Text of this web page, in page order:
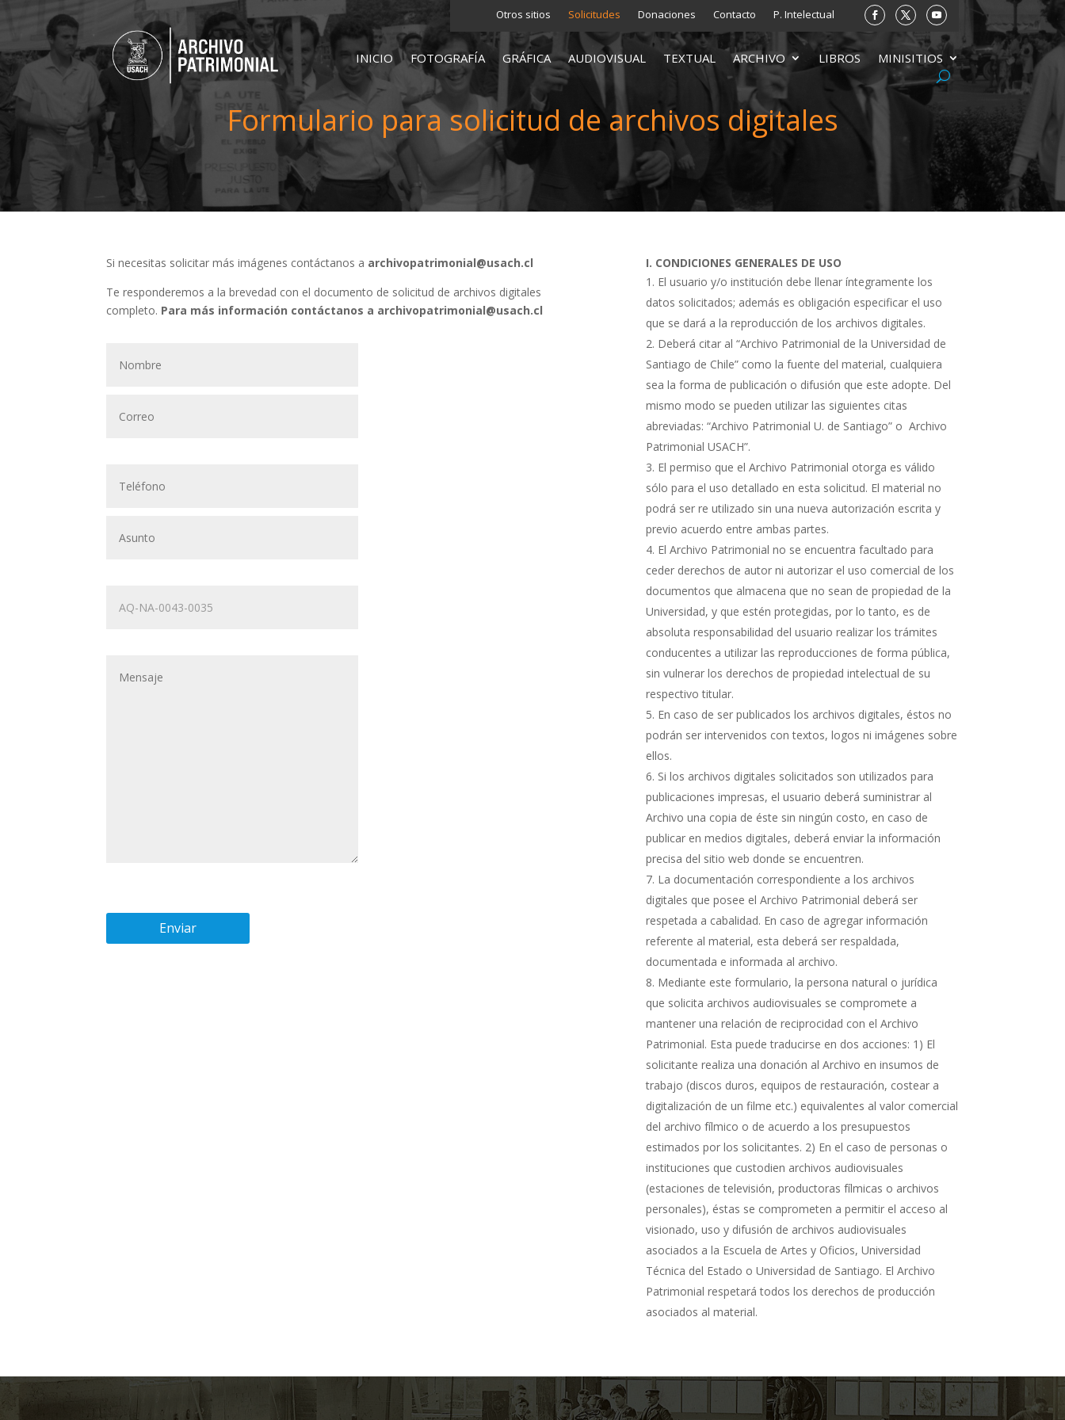
Otros sitios Solicitudes Donaciones Contacto P. Intelectual
INICIO FOTOGRAFÍA GRÁFICA AUDIOVISUAL TEXTUAL ARCHIVO LIBROS MINISITIOS
Formulario para solicitud de archivos digitales
Si necesitas solicitar más imágenes contáctanos a archivopatrimonial@usach.cl
Te responderemos a la brevedad con el documento de solicitud de archivos digitales
completo. Para más información contáctanos a archivopatrimonial@usach.cl
I. CONDICIONES GENERALES DE USO
El usuario y/o institución debe llenar íntegramente los
datos solicitados; además es obligación especificar el uso
que se dará a la reproducción de los archivos digitales.
Deberá citar al “Archivo Patrimonial de la Universidad de
Santiago de Chile” como la fuente del material, cualquiera
sea la forma de publicación o difusión que este adopte. Del
mismo modo se pueden utilizar las siguientes citas
abreviadas: “Archivo Patrimonial U. de Santiago” o Archivo
Patrimonial USACH”.
El permiso que el Archivo Patrimonial otorga es válido
sólo para el uso detallado en esta solicitud. El material no
podrá ser re utilizado sin una nueva autorización escrita y
previo acuerdo entre ambas partes.
El Archivo Patrimonial no se encuentra facultado para
ceder derechos de autor ni autorizar el uso comercial de los
documentos que almacena que no sean de propiedad de la
Universidad, y que estén protegidas, por lo tanto, es de
absoluta responsabilidad del usuario realizar los trámites
conducentes a utilizar las reproducciones de forma pública,
sin vulnerar los derechos de propiedad intelectual de su
respectivo titular.
En caso de ser publicados los archivos digitales, éstos no
podrán ser intervenidos con textos, logos ni imágenes sobre
ellos.
Si los archivos digitales solicitados son utilizados para
publicaciones impresas, el usuario deberá suministrar al
Archivo una copia de éste sin ningún costo, en caso de
publicar en medios digitales, deberá enviar la información
precisa del sitio web donde se encuentren.
La documentación correspondiente a los archivos
digitales que posee el Archivo Patrimonial deberá ser
respetada a cabalidad. En caso de agregar información
referente al material, esta deberá ser respaldada,
documentada e informada al archivo.
Mediante este formulario, la persona natural o jurídica
que solicita archivos audiovisuales se compromete a
mantener una relación de reciprocidad con el Archivo
Patrimonial. Esta puede traducirse en dos acciones: 1) El
solicitante realiza una donación al Archivo en insumos de
trabajo (discos duros, equipos de restauración, costear a
digitalización de un filme etc.) equivalentes al valor comercial
del archivo fílmico o de acuerdo a los presupuestos
estimados por los solicitantes. 2) En el caso de personas o
instituciones que custodien archivos audiovisuales
(estaciones de televisión, productoras fílmicas o archivos
personales), éstas se comprometen a permitir el acceso al
visionado, uso y difusión de archivos audiovisuales
asociados a la Escuela de Artes y Oficios, Universidad
Técnica del Estado o Universidad de Santiago. El Archivo
Patrimonial respetará todos los derechos de producción
asociados al material.